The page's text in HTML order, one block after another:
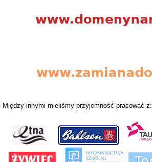
Między innymi mieliśmy przyjemność pracować z: